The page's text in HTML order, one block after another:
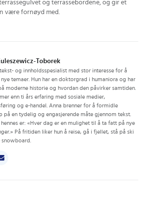
og terrassebordene, og gir et
være fornøyd med.
Toborek
og innholdsspesialist med stor interesse for å
temaer. Hun har en doktorgrad i humaniora og har
moderne historie og hvordan den påvirker samtiden.
enn ti års erfaring med sosiale medier,
og e-handel. Anna brenner for å formidle
på en tydelig og engasjerende måte gjennom tekst.
er: «Hver dag er en mulighet til å ta fatt på nye
På fritiden liker hun å reise, gå i fjellet, stå på ski